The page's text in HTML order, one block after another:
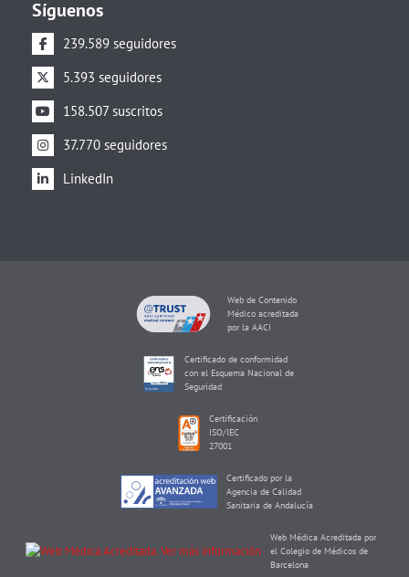
Síguenos
239.589 seguidores
5.393 seguidores
158.507 suscritos
37.770 seguidores
LinkedIn
Web de Contenido
Médico acreditada
por la AACI
Certificado de conformidad
con el Esquema Nacional de
Seguridad
Certificación
ISO/IEC
27001
Certificado por la
Agencia de Calidad
Sanitaria de Andalucía
Web Médica Acreditada por
el Colegio de Médicos de
Barcelona